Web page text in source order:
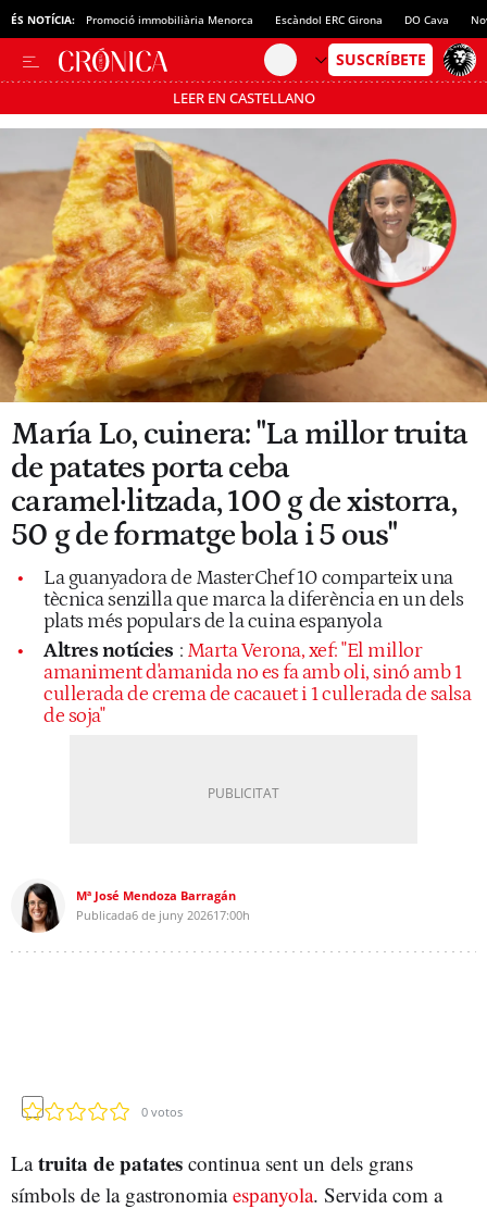
ÉS NOTÍCIA: Promoció immobiliària Menorca Escàndol ERC Girona DO Cava
LEER EN CASTELLANO
Passa’t al mode estalvi
María Lo, cuinera: "La millor truita
de patates porta ceba
caramel·litzada, 100 g de xistorra,
50 g de formatge bola i 5 ous"
La guanyadora de MasterChef 10 comparteix una
tècnica senzilla que marca la diferència en un dels
plats més populars de la cuina espanyola
Altres notícies : Marta Verona, xef: "El millor
amaniment d'amanida no es fa amb oli, sinó amb 1
cullerada de crema de cacauet i 1 cullerada de salsa
de soja"
Mª José Mendoza Barragán
Publicada6 de juny 202617:00h
0 votos
Latruita de patates continua sent un dels grans
símbols de la gastronomiaespanyola. Servida com a